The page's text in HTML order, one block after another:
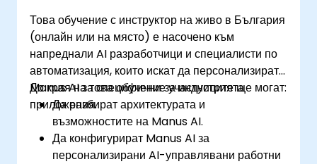
интегриране на AI агенти в бизнес
операциите.
Това обучение с инструктор на живо в България
(онлайн или на място) е насочено към
напреднали AI разработчици и специалисти по
автоматизация, които искат да персонализират
Manus AI за специфични за индустрията
приложения.
До края на това обучение участниците ще могат:
Да разбират архитектурата и
възможностите на Manus AI.
Да конфигурират Manus AI за
персонализирани AI-управлявани работни